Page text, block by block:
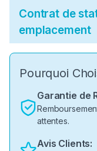
Contrat de
emplacement
Pourquoi
Garantie de
attentes.
Avis Clients: